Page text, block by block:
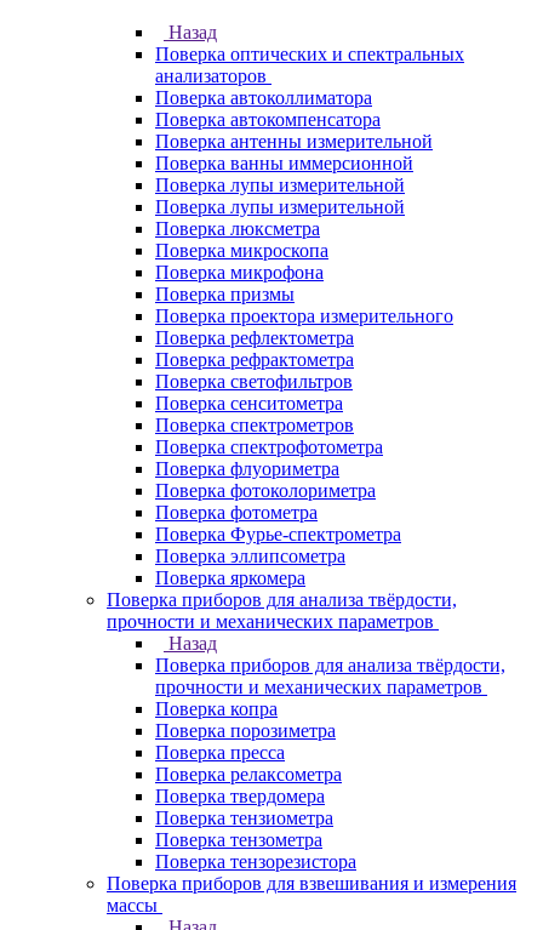
Назад
Поверка оптических и спектральных
анализаторов
Поверка автоколлиматора
Поверка автокомпенсатора
Поверка антенны измерительной
Поверка ванны иммерсионной
Поверка лупы измерительной
Поверка лупы измерительной
Поверка люксметра
Поверка микроскопа
Поверка микрофона
Поверка призмы
Поверка проектора измерительного
Поверка рефлектометра
Поверка рефрактометра
Поверка светофильтров
Поверка сенситометра
Поверка спектрометров
Поверка спектрофотометра
Поверка флуориметра
Поверка фотоколориметра
Поверка фотометра
Поверка Фурье-спектрометра
Поверка эллипсометра
Поверка яркомера
Поверка приборов для анализа твёрдости,
прочности и механических параметров
Назад
Поверка приборов для анализа твёрдости,
прочности и механических параметров
Поверка копра
Поверка порозиметра
Поверка пресса
Поверка релаксометра
Поверка твердомера
Поверка тензиометра
Поверка тензометра
Поверка тензорезистора
Поверка приборов для взвешивания и измерения
массы